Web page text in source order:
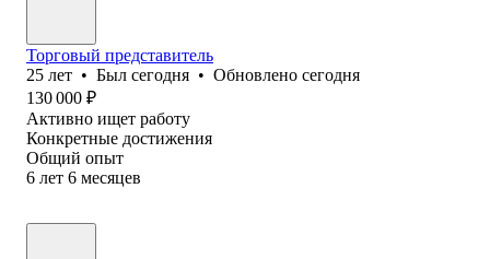
Торговый представитель
25 лет • Был сегодня • Обновлено сегодня
130 000 ₽
Активно ищет работу
Конкретные достижения
Общий опыт
6 лет 6 месяцев